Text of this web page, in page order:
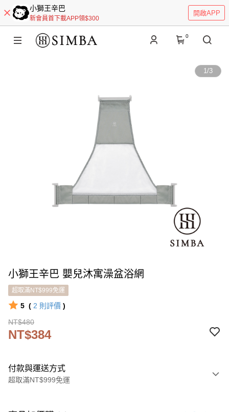
小獅王辛巴
新會員首下載APP領$300
開啟APP
0
1/3
小獅王辛巴 嬰兒沐寓澡盆浴網
超取滿NT$999免運
5 ( 2 則評價 )
NT$480
NT$384
付款與運送方式
超取滿NT$999免運